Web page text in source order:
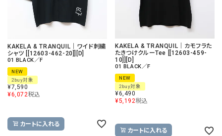
KAKELA & TRANQUIL｜ワイド刺繍
シャツ [[12603-462-20]][D]
01 BLACK／F
NEW
2buy対象
¥7,590
¥6,072税込
カートに入れる
KAKELA & TRANQUIL｜カモフラた
たきつけクルーTee [[12603-459-
10]][D]
01 BLACK／F
NEW
2buy対象
¥6,490
¥5,192税込
カートに入れる